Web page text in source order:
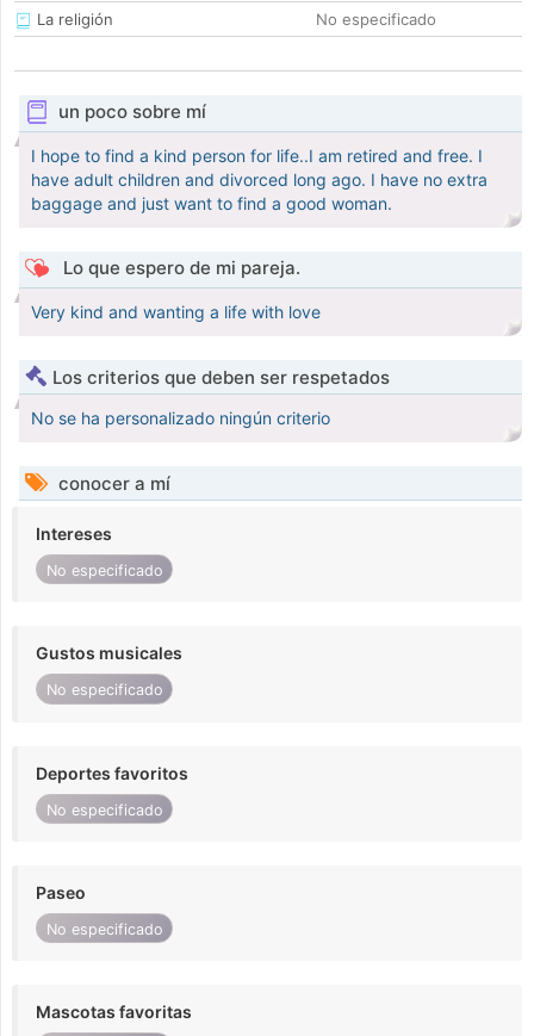
La religión
No especificado
un poco sobre mí
I hope to find a kind person for life..I am retired and free. I
have adult children and divorced long ago. I have no extra
baggage and just want to find a good woman.
Lo que espero de mi pareja.
Very kind and wanting a life with love
Los criterios que deben ser respetados
No se ha personalizado ningún criterio
conocer a mí
Intereses
No especificado
Gustos musicales
No especificado
Deportes favoritos
No especificado
Paseo
No especificado
Mascotas favoritas